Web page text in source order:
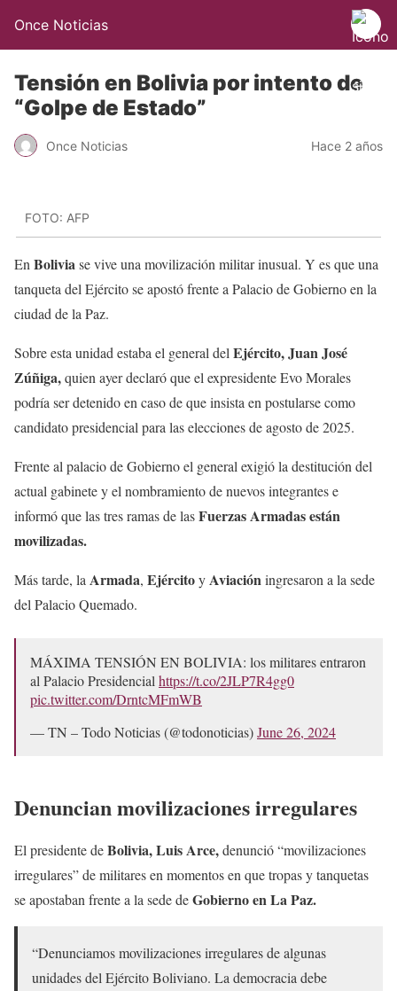
Once Noticias
Tensión en Bolivia por intento de
“Golpe de Estado”
Once Noticias Hace 2 años
FOTO: AFP
En Boliviase vive una movilización militar inusual. Y es que una
tanqueta del Ejército se apostó frente a Palacio de Gobierno en la
ciudad de la Paz.
Sobre esta unidad estaba el general del Ejército, Juan José
Zúñiga,quien ayer declaró que el expresidente Evo Morales
podría ser detenido en caso de que insista en postularse como
candidato presidencial para las elecciones de agosto de 2025.
Frente al palacio de Gobierno el general exigió la destitución del
actual gabinete y el nombramiento de nuevos integrantes e
informó que las tres ramas de lasFuerzas Armadas están
movilizadas.
Más tarde, la Armada, EjércitoyAviacióningresaron a la sede
del Palacio Quemado.
MÁXIMA TENSIÓN EN BOLIVIA: los militares entraron
al Palacio Presidencial https://t.co/2JLP7R4gg0
pic.twitter.com/DrntcMFmWB
— TN – Todo Noticias (@todonoticias)June 26, 2024
Denuncian movilizaciones irregulares
El presidente deBolivia, Luis Arce,denunció “movilizaciones
irregulares” de militares en momentos en que tropas y tanquetas
se apostaban frente a la sede deGobierno en La Paz.
“Denunciamos movilizaciones irregulares de algunas
unidades del Ejército Boliviano. La democracia debe